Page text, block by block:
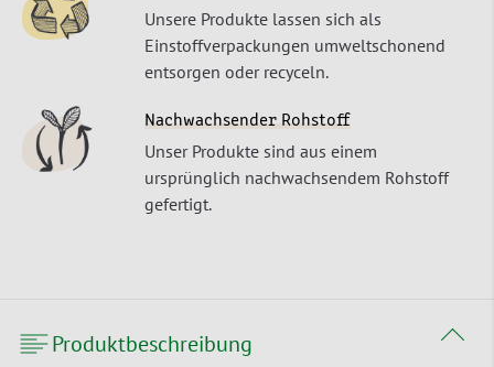
Unsere Produkte lassen sich als
Einstoffverpackungen umweltschonend
entsorgen oder recyceln.
Nachwachsender Rohstoff
Unser Produkte sind aus einem
ursprünglich nachwachsendem Rohstoff
gefertigt.
Produktbeschreibung